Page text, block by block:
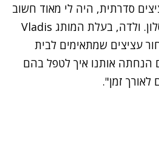
סדרתית, היה לי מאוד חשוב
ולדה, בעלת המותג Vladis
עציצים שמתאימים לבית
הנחתה אותנו איך לטפל בהם
לאורך זמן".